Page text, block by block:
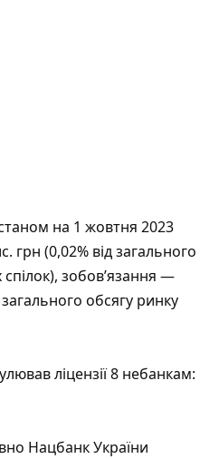
на 1 жовтня 2023
грн (0,02% від загального
зобов’язання —
обсягу ринку
ліцензії 8 небанкам:
Нацбанк України